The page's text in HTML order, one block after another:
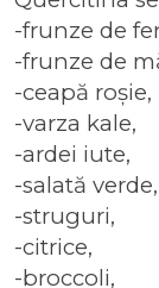
-frunze de
-frunze de
-ceapă roșie,
-varza kale,
-ardei iute,
-salată verde,
-struguri,
-citrice,
-broccoli,